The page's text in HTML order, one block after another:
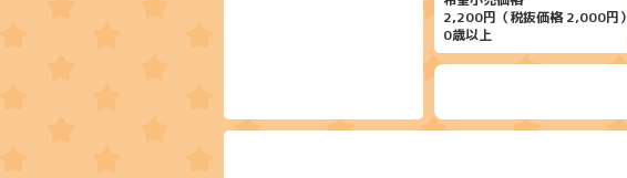
2,200円（税抜価格 2,000円）
0歳以上